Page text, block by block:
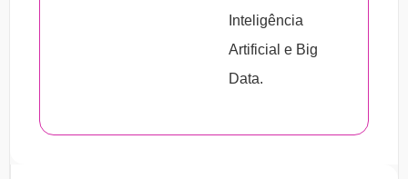
Inteligência
Artificial e Big
Data.